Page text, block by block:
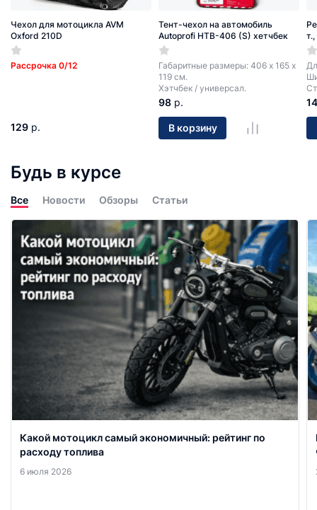
Чехол для мотоцикла AVM
Oxford 210D
Рассрочка 0/12
129 р.
Тент-чехол на автомобиль
Autoprofi HTB-406 (S) хетчбек
Габаритные размеры: 406 х 165 х
119 см.
Хэтчбек / универсал.
98 р.
В корзину
14
Будь в курсе
Все Новости Обзоры Статьи
Какой мотоцикл самый экономичный: рейтинг по
расходу топлива
6 июля 2026